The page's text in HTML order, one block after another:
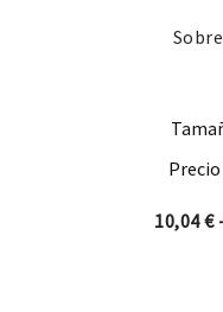
Precio
10,04€